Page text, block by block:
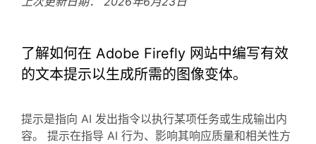
了解如何在 Adobe Firefly 网站中编写有效
的文本提示以生成所需的图像变体。
提示是指向 AI 发出指令以执行某项任务或生成输出内
容。 提示在指导 AI 行为、影响其响应质量和相关性方